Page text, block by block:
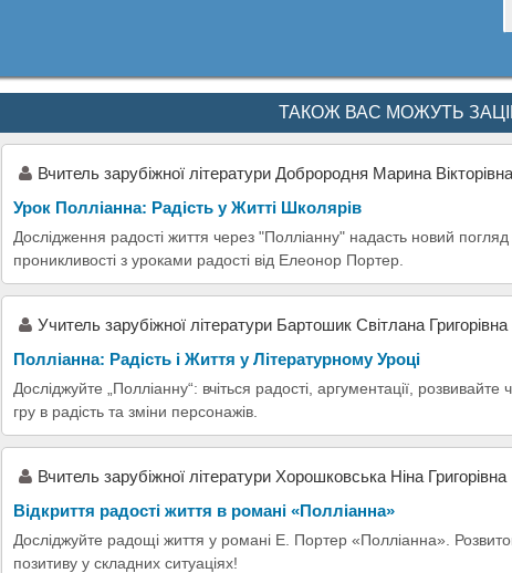
ТАКОЖ ВАС МОЖУТЬ
Вчитель зарубіжної літератури Доброродня Марина Вікторівна
Урок Полліанна: Радість у Житті Школярів
Дослідження радості життя через "Полліанну" надасть новий погляд
проникливості з уроками радості від Елеонор Портер.
Учитель зарубіжної літератури Бартошик Світлана Григорівна
Полліанна: Радість і Життя у Літературному Уроці
Досліджуйте „Полліанну“: вчіться радості, аргументації, розвивайте
гру в радість та зміни персонажів.
Вчитель зарубіжної літератури Хорошковська Ніна Григорівна
Відкриття радості життя в романі «Полліанна»
Досліджуйте радощі життя у романі Е. Портер «Полліанна».
позитиву у складних ситуаціях!